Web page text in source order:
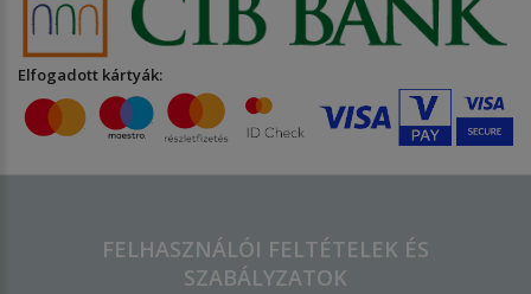
Elfogadott kártyák:
FELHASZNÁLÓI FELTÉTELEK ÉS
SZABÁLYZATOK